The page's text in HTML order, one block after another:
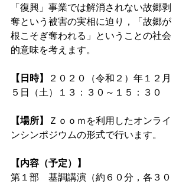
「復興」事業では解消されない故郷剥
奪という被害の実相に迫り，「故郷が
根こそぎ奪われる」ということの社会
的意味を考えます。
【日時】
２０２０（令和２）年１２月
５日（土）１３：３０～１５：３０
【場所】
Ｚｏｏｍを利用したオンライ
ンシンポジウムの形式で行います。
【内容（予定）】
第１部　基調講演（約６０分，各３０